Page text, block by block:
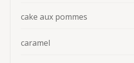
cake aux pommes
caramel